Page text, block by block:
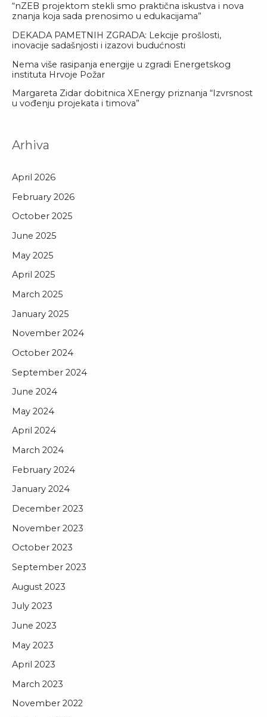
“nZEB projektom stekli smo praktična iskustva i nova
znanja koja sada prenosimo u edukacijama”
DEKADA PAMETNIH ZGRADA: Lekcije prošlosti,
inovacije sadašnjosti i izazovi budućnosti
Nema više rasipanja energije u zgradi Energetskog
instituta Hrvoje Požar
Margareta Zidar dobitnica XEnergy priznanja “Izvrsnost
u vođenju projekata i timova”
Arhiva
April 2026
February 2026
October 2025
June 2025
May 2025
April 2025
March 2025
January 2025
November 2024
October 2024
September 2024
June 2024
May 2024
April 2024
March 2024
February 2024
January 2024
December 2023
November 2023
October 2023
September 2023
August 2023
July 2023
June 2023
May 2023
April 2023
March 2023
November 2022